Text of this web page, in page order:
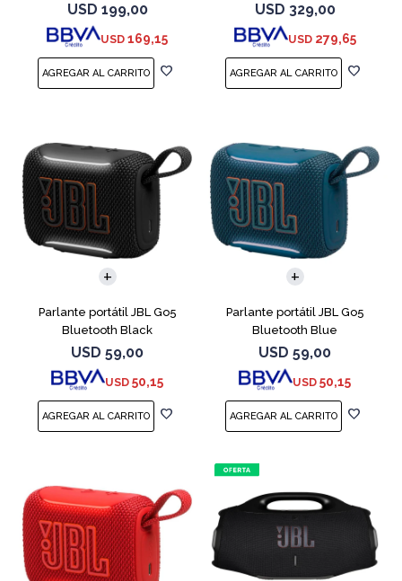
USD 199,00
USD 169,15
USD 329,00
USD 279,65
Parlante portátil JBL Go5
Bluetooth Black
USD 59,00
USD 50,15
Parlante portátil JBL Go5
Bluetooth Blue
USD 59,00
USD 50,15